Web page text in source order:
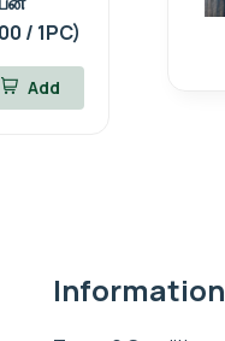
/ 1PC)
Add
Information